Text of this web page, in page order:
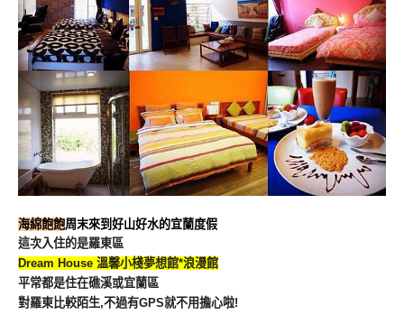
海綿飽飽周末來到好山好水的宜蘭度假
這次入住的是羅東區
Dream House 溫馨小棧夢想館*浪漫館
平常都是住在礁溪或宜蘭區
對羅東比較陌生,不過有GPS就不用擔心啦!